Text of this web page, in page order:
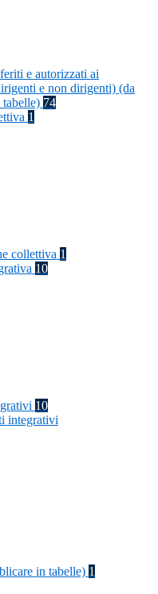
e autorizzati ai
e non dirigenti) (da
74
1
collettiva 1
10
10
integrativi
in tabelle) 1